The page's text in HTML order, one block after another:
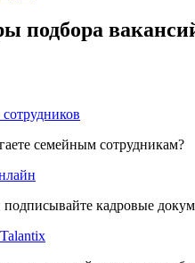
подбора
семейным сотрудникам?
кадровые